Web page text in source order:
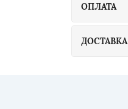
ОПЛАТА
ДОСТАВКА